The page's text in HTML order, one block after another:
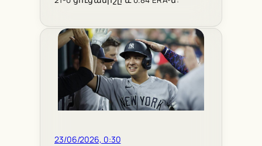
23/06/2026, 0:30